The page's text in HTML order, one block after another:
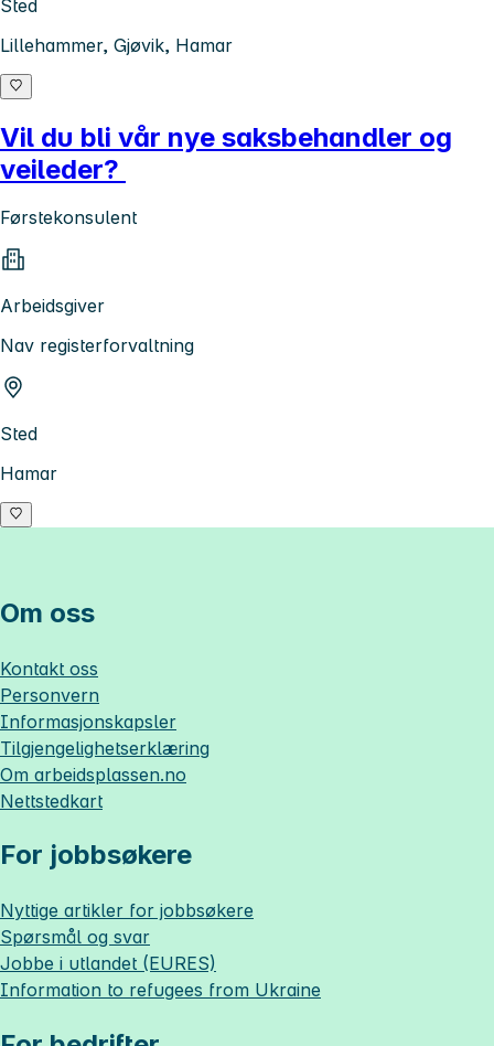
Sted
Lillehammer, Gjøvik, Hamar
Vil du bli vår nye saksbehandler og
veileder?
Førstekonsulent
Arbeidsgiver
Nav registerforvaltning
Sted
Hamar
Om oss
Kontakt oss
Personvern
Informasjonskapsler
Tilgjengelighetserklæring
Om arbeidsplassen.no
Nettstedkart
For jobbsøkere
Nyttige artikler for jobbsøkere
Spørsmål og svar
Jobbe i utlandet (EURES)
Information to refugees from Ukraine